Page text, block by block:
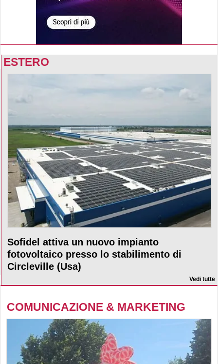
ESTERO
Sofidel attiva un nuovo impianto
fotovoltaico presso lo stabilimento di
Circleville (Usa)
Vedi tutte
COMUNICAZIONE & MARKETING